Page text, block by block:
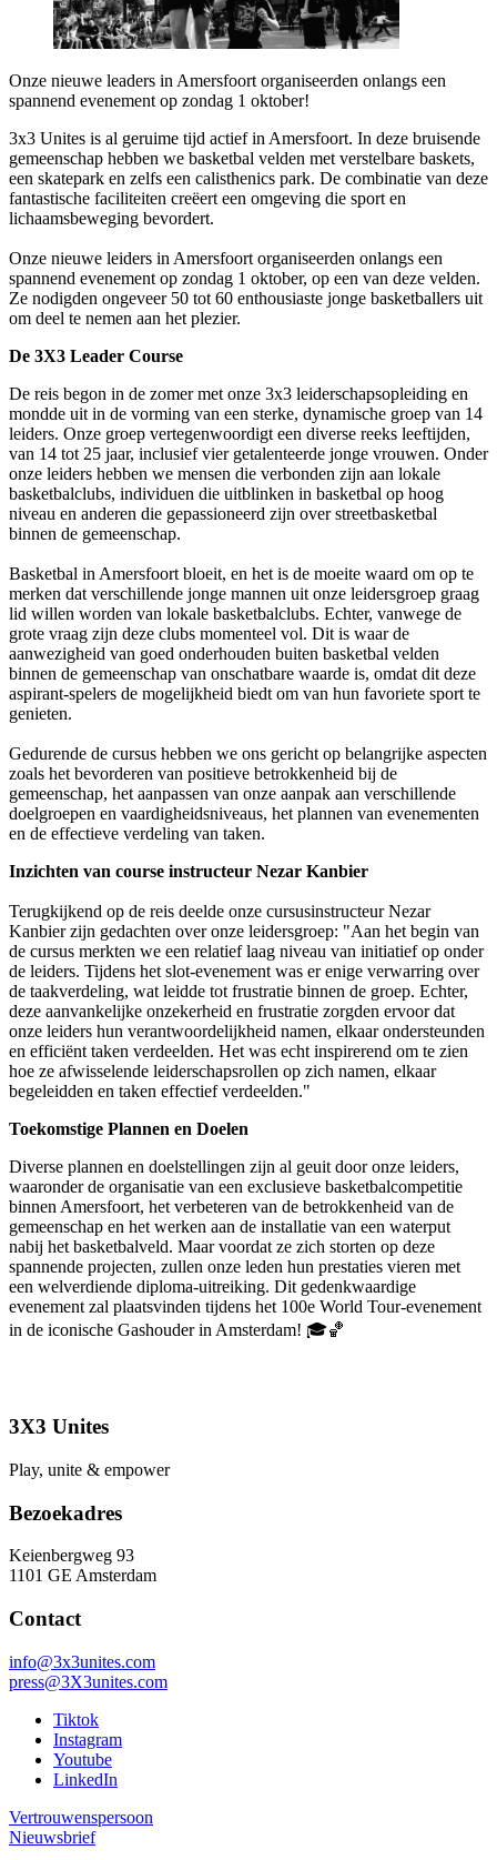
Onze nieuwe leaders in Amersfoort organiseerden onlangs een
spannend evenement op zondag 1 oktober!
3x3 Unites is al geruime tijd actief in Amersfoort. In deze bruisende
gemeenschap hebben we basketbal velden met verstelbare baskets,
een skatepark en zelfs een calisthenics park. De combinatie van deze
fantastische faciliteiten creëert een omgeving die sport en
lichaamsbeweging bevordert.
Onze nieuwe leiders in Amersfoort organiseerden onlangs een
spannend evenement op zondag 1 oktober, op een van deze velden.
Ze nodigden ongeveer 50 tot 60 enthousiaste jonge basketballers uit
om deel te nemen aan het plezier.
De 3X3 Leader Course
De reis begon in de zomer met onze 3x3 leiderschapsopleiding en
mondde uit in de vorming van een sterke, dynamische groep van 14
leiders. Onze groep vertegenwoordigt een diverse reeks leeftijden,
van 14 tot 25 jaar, inclusief vier getalenteerde jonge vrouwen. Onder
onze leiders hebben we mensen die verbonden zijn aan lokale
basketbalclubs, individuen die uitblinken in basketbal op hoog
niveau en anderen die gepassioneerd zijn over streetbasketbal
binnen de gemeenschap.
Basketbal in Amersfoort bloeit, en het is de moeite waard om op te
merken dat verschillende jonge mannen uit onze leidersgroep graag
lid willen worden van lokale basketbalclubs. Echter, vanwege de
grote vraag zijn deze clubs momenteel vol. Dit is waar de
aanwezigheid van goed onderhouden buiten basketbal velden
binnen de gemeenschap van onschatbare waarde is, omdat dit deze
aspirant-spelers de mogelijkheid biedt om van hun favoriete sport te
genieten.
Gedurende de cursus hebben we ons gericht op belangrijke aspecten
zoals het bevorderen van positieve betrokkenheid bij de
gemeenschap, het aanpassen van onze aanpak aan verschillende
doelgroepen en vaardigheidsniveaus, het plannen van evenementen
en de effectieve verdeling van taken.
Inzichten van course instructeur Nezar Kanbier
Terugkijkend op de reis deelde onze cursusinstructeur Nezar
Kanbier zijn gedachten over onze leidersgroep: "Aan het begin van
de cursus merkten we een relatief laag niveau van initiatief op onder
de leiders. Tijdens het slot-evenement was er enige verwarring over
de taakverdeling, wat leidde tot frustratie binnen de groep. Echter,
deze aanvankelijke onzekerheid en frustratie zorgden ervoor dat
onze leiders hun verantwoordelijkheid namen, elkaar ondersteunden
en efficiënt taken verdeelden. Het was echt inspirerend om te zien
hoe ze afwisselende leiderschapsrollen op zich namen, elkaar
begeleidden en taken effectief verdeelden."
Toekomstige Plannen en Doelen
Diverse plannen en doelstellingen zijn al geuit door onze leiders,
waaronder de organisatie van een exclusieve basketbalcompetitie
binnen Amersfoort, het verbeteren van de betrokkenheid van de
gemeenschap en het werken aan de installatie van een waterput
nabij het basketbalveld. Maar voordat ze zich storten op deze
spannende projecten, zullen onze leden hun prestaties vieren met
een welverdiende diploma-uitreiking. Dit gedenkwaardige
evenement zal plaatsvinden tijdens het 100e World Tour-evenement
in de iconische Gashouder in Amsterdam! 🎓🏀
3X3 Unites
Play, unite & empower
Bezoekadres
Keienbergweg 93
1101 GE Amsterdam
Contact
info@3x3unites.com
press@3X3unites.com
Tiktok
Instagram
Youtube
LinkedIn
Vertrouwenspersoon
Nieuwsbrief